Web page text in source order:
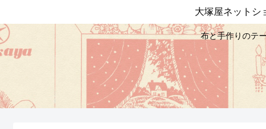
布と手作りのテ
大塚屋ネットシ